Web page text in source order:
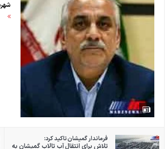
فرماندار گمیشان تاکید کرد:
تلاش برای انتقال آب تالاب گمیشان به